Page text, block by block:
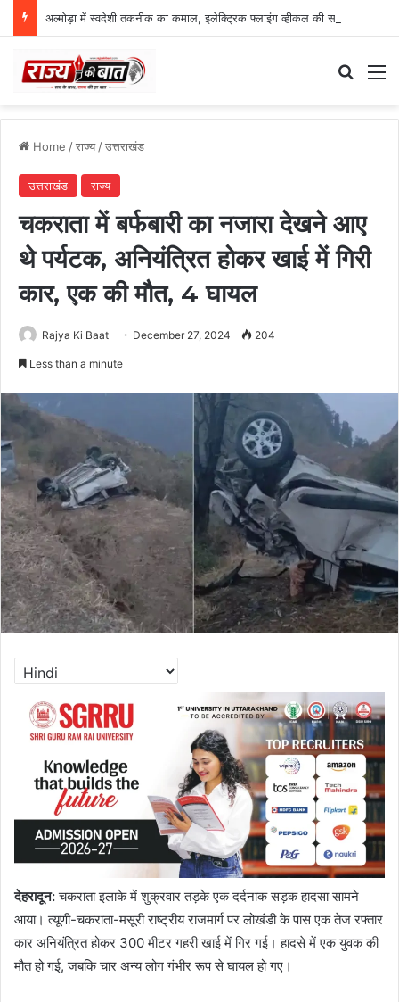
Home /राज्य/उत्तराखंड
उत्तराखंड राज्य
चकराता में बर्फबारी का नजारा देखने आए
थे पर्यटक, अनियंत्रित होकर खाई में गिरी
कार, एक की मौत, 4 घायल
Rajya Ki Baat December 27, 2024 204
Less than a minute
देहरादून:चकराता इलाके में शुक्रवार तड़के एक दर्दनाक सड़क हादसा सामने
आया। त्यूणी-चकराता-मसूरी राष्ट्रीय राजमार्ग पर लोखंडी के पास एक तेज रफ्तार
कार अनियंत्रित होकर 300 मीटर गहरी खाई में गिर गई। हादसे में एक युवक की
मौत हो गई, जबकि चार अन्य लोग गंभीर रूप से घायल हो गए।